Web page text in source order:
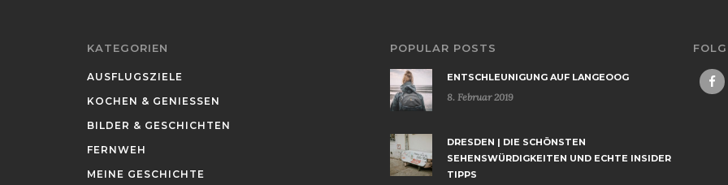
KATEGORIEN
AUSFLUGSZIELE
KOCHEN & GENIESSEN
BILDER & GESCHICHTEN
FERNWEH
MEINE GESCHICHTE
POPULAR POSTS
ENTSCHLEUNIGUNG AUF LANGEOOG
8. Februar 2019
DRESDEN | DIE SCHÖNSTEN
SEHENSWÜRDIGKEITEN UND ECHTE INSIDER
TIPPS